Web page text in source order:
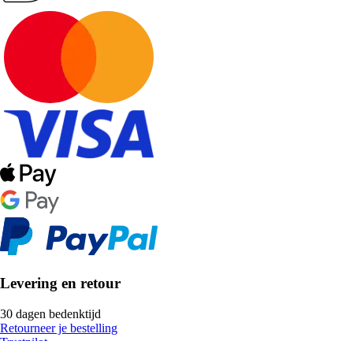
Levering en retour
30 dagen bedenktijd
Retourneer je bestelling